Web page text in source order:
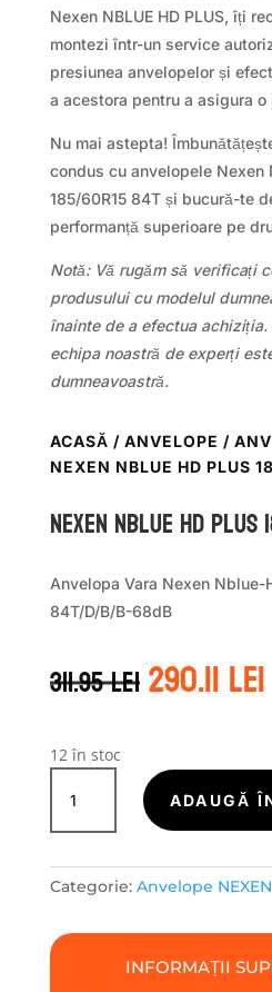
Nexen NBLUE HD PLUS, îți
montezi într-un service
presiunea anvelopelor și
a acestora pentru a asigura o
Nu mai astepta!
condus cu anvelopele Nexen
185/60R15 84T și bucură-te
performanță superioare pe
Notă: Vă rugăm să verificați
produsului cu modelul
înainte de a efectua
echipa noastră de experți
dumneavoastră.
ACASĂ / ANVELOPE /
NEXEN NBLUE HD PLUS
Nexen NBLUE HD
Anvelopa Vara Nexen Nblue-
84T/D/B/B-68dB
311.95leiPrețul
inițial
311.95 lei.
290.11lei
12 în stoc
Cantitate
Nexen
NBLUE
PLUS
84T
ADAUGĂ
Categorie: Anvelope NEXEN
INFORMAȚII